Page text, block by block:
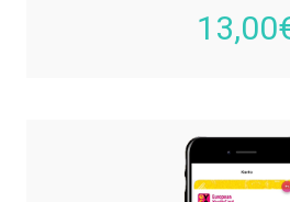
13,00